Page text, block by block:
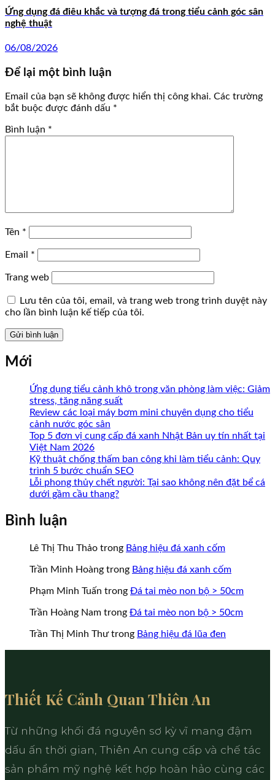
Ứng dụng đá điêu khắc và tượng đá trong tiểu cảnh góc sân
nghệ thuật
06/08/2026
Để lại một bình luận
Email của bạn sẽ không được hiển thị công khai. Các trường
bắt buộc được đánh dấu *
Bình luận *
Tên *
Email *
Trang web
Lưu tên của tôi, email, và trang web trong trình duyệt này
cho lần bình luận kế tiếp của tôi.
Mới
Ứng dụng tiểu cảnh khô trong văn phòng làm việc: Giảm
stress, tăng năng suất
Review các loại máy bơm mini chuyên dụng cho tiểu
cảnh nước góc sân
Top 5 đơn vị cung cấp đá xanh Nhật Bản uy tín nhất tại
Việt Nam 2026
Kỹ thuật chống thấm ban công khi làm tiểu cảnh: Quy
trình 5 bước chuẩn SEO
Lỗi phong thủy chết người: Tại sao không nên đặt bể cá
dưới gầm cầu thang?
Bình luận
Lê Thị Thu Thảo trong Bảng hiệu đá xanh cốm
Trần Minh Hoàng trong Bảng hiệu đá xanh cốm
Phạm Minh Tuấn trong Đá tai mèo non bộ > 50cm
Trần Hoàng Nam trong Đá tai mèo non bộ > 50cm
Trần Thị Minh Thưtrong Bảng hiệu đá lũa đen
Thiết Kế Cảnh Quan Thiên An
Từ những khối đá nguyên sơ kỳ vĩ mang đậm
dấu ấn thời gian, Thiên An cung cấp và chế tác
sản phẩm mỹ nghệ kết hợp hoàn hảo cùng các